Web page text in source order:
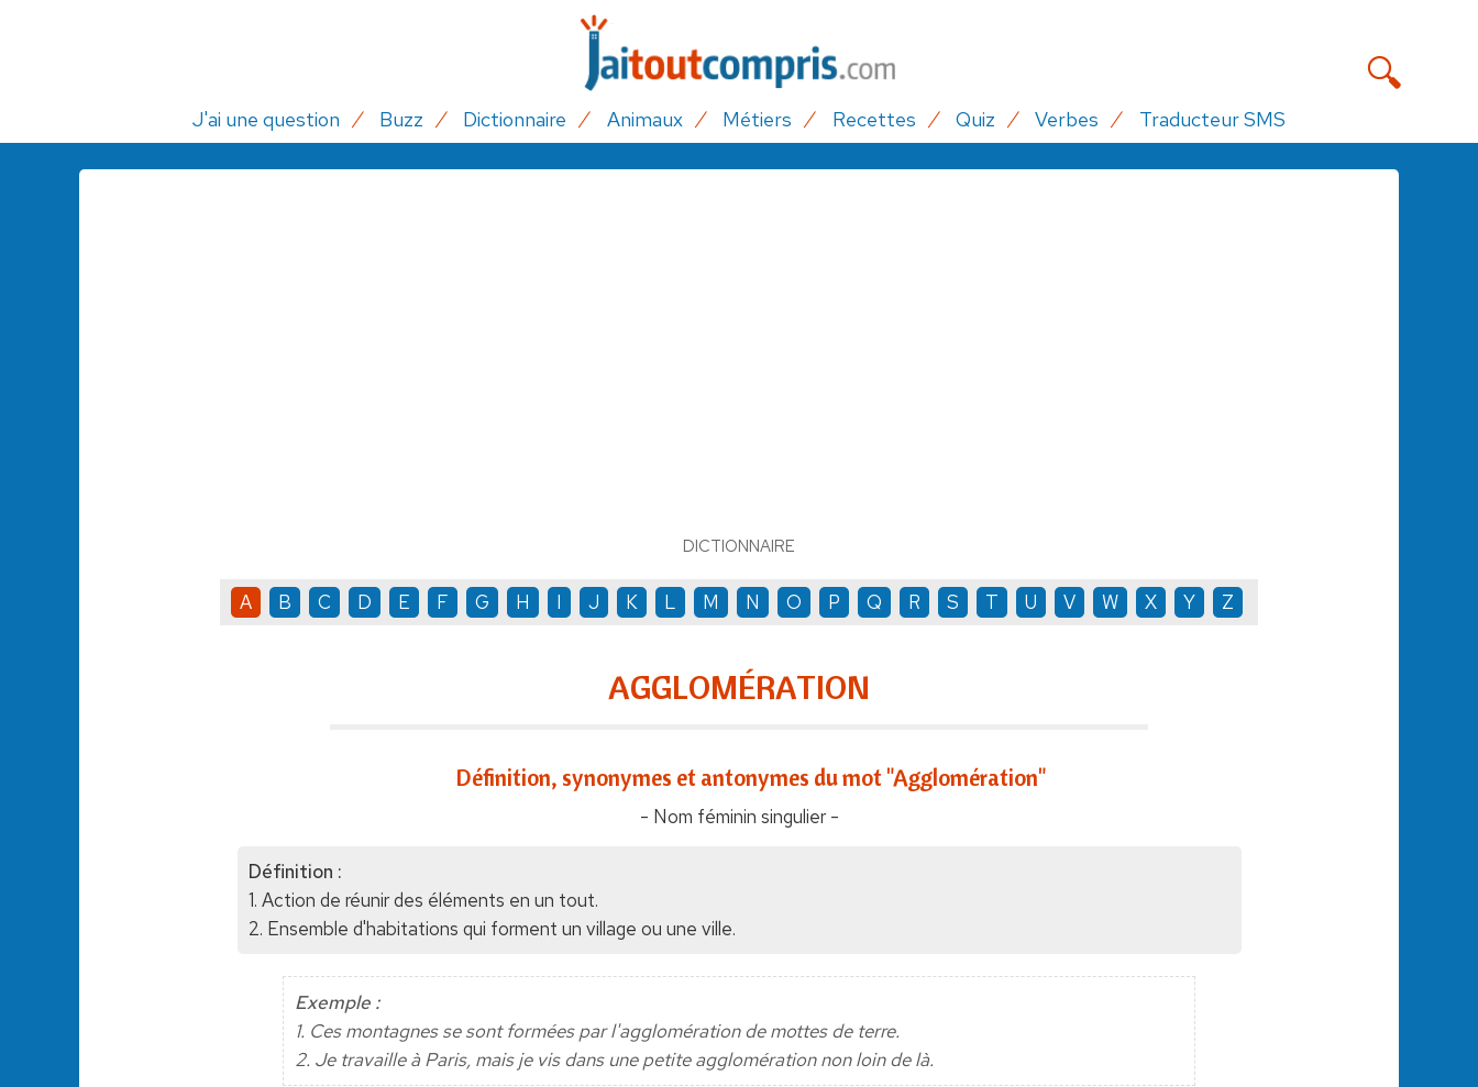
J'ai une question Buzz Dictionnaire Animaux Métiers Recettes Quiz Verbes Traducteur SMS
DICTIONNAIRE
A B C D E F G H I J K L M N O P Q R S T U V W X Y Z
AGGLOMÉRATION
Définition, synonymes et antonymes du mot "Agglomération"
- Nom féminin singulier -
Définition :
1. Action de réunir des éléments en un tout.
2. Ensemble d'habitations qui forment un village ou une ville.
Exemple :
1. Ces montagnes se sont formées par l'agglomération de mottes de terre.
2. Je travaille à Paris, mais je vis dans une petite agglomération non loin de là.